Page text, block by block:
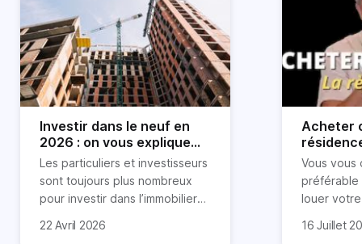
Investir dans le neuf en
2026 : on vous explique
tout !
Les particuliers et investisseurs
sont toujours plus nombreux
pour investir dans l’immobilier
nombreux avantages à choisir
22 Avril 2026
Acheter
règle
révélée
Vous vous
préférable
louer
expert en
16 Juillet